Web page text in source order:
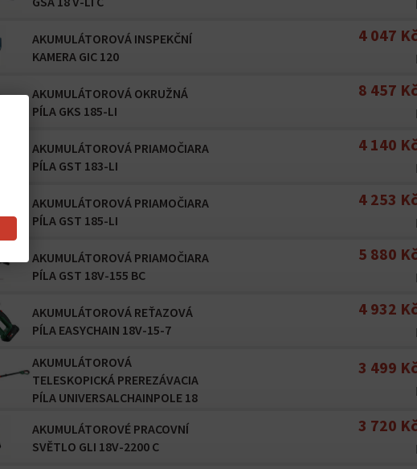
AKUMULÁTOROVÁ INSPEKČNÍ
KAMERA GIC 120
4 047
AKUMULÁTOROVÁ OKRUŽNÁ
PÍLA GKS 185-LI
8 457
AKUMULÁTOROVÁ PRIAMOČIARA
PÍLA GST 183-LI
4 140
AKUMULÁTOROVÁ PRIAMOČIARA
PÍLA GST 185-LI
4 253
AKUMULÁTOROVÁ PRIAMOČIARA
PÍLA GST 18V-155 BC
5 880
AKUMULÁTOROVÁ REŤAZOVÁ
PÍLA EASYCHAIN 18V-15-7
4 932
AKUMULÁTOROVÁ
TELESKOPICKÁ PREREZÁVACIA
PÍLA UNIVERSALCHAINPOLE 18
3 499
AKUMULÁTOROVÉ PRACOVNÍ
SVĚTLO GLI 18V-2200 C
3 720